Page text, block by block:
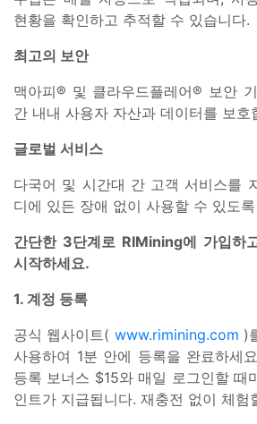
현황을 확인하고 추적할 수 있습니다.
최고의 보안
맥아피® 및 클라우드플레어® 보안
간 내내 사용자 자산과 데이터를 보호
글로벌 서비스
다국어 및 시간대 간 고객 서비스를
디에 있든 장애 없이 사용할 수 있도
간단한 3단계로 RIMining에 가입하
시작하세요.
1. 계정 등록
공식 웹사이트( www.rimining.com )
사용하여 1분 안에 등록을 완료하세
등록 보너스 $15와 매일 로그인할 때
인트가 지급됩니다. 재충전 없이 체험